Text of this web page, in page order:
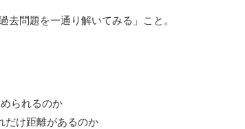
去問題を一通り解いてみる」こと。
られるのか
だけ距離があるのか